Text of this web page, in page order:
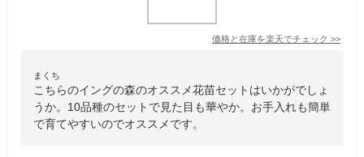
価格と在庫を楽天でチェック >>
まくち
こちらのイングの森のオススメ花苗セットはいかがでしょ
うか。10品種のセットで見た目も華やか。お手入れも簡単
で育てやすいのでオススメです。